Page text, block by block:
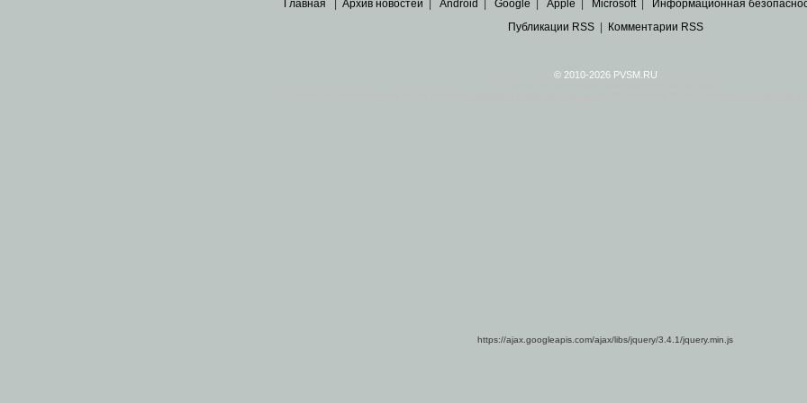
Главная Архив новостей Android Google Apple Microsoft| Информационная
Публикации RSS| Комментарии RSS
© 2010-2026 PVSM.RU
https://ajax.googleapis.com/ajax/libs/jquery/3.4.1/jquery.min.js